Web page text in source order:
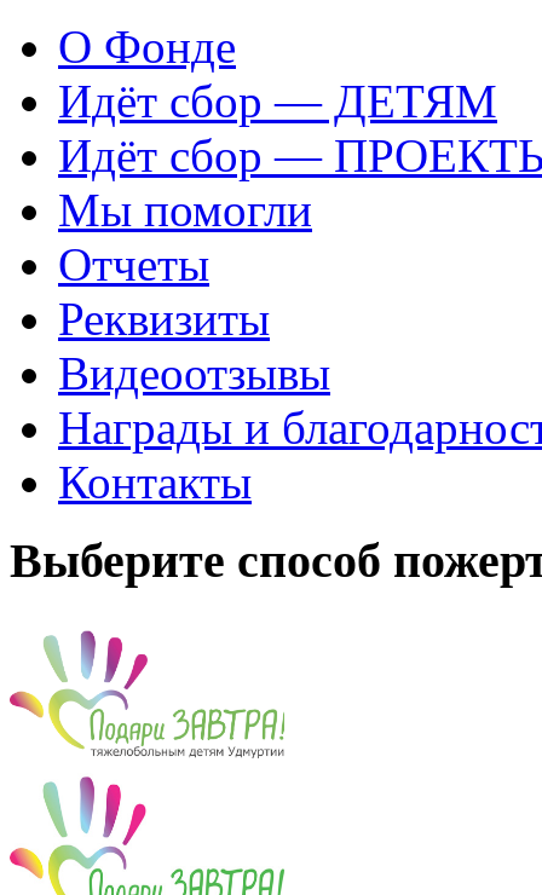
О Фонде
Идёт сбор — ДЕТЯМ
Идёт сбор —
Мы помогли
Отчеты
Реквизиты
Видеоотзывы
Награды и
Контакты
Выберите способ